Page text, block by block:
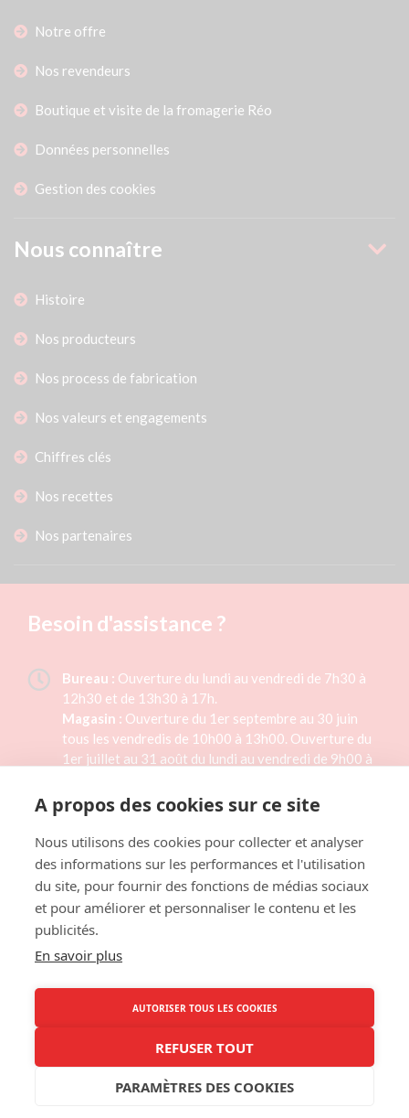
Notre offre
Nos revendeurs
Boutique et visite de la fromagerie Réo
Données personnelles
Gestion des cookies
Nous connaître
Histoire
Nos producteurs
Nos process de fabrication
Nos valeurs et engagements
Chiffres clés
Nos recettes
Nos partenaires
Besoin d'assistance ?
Bureau : Ouverture du lundi au vendredi de 7h30 à
12h30 et de 13h30 à 17h.
Magasin : Ouverture du 1er septembre au 30 juin
tous les vendredis de 10h00 à 13h00. Ouverture du
1er juillet au 31 août du lundi au vendredi de 9h00 à
Formulaire de contact
LAITERIE TH. RÉAUX
1 rue des Planquettes,
A propos des cookies sur ce site
Nous utilisons des cookies pour collecter et analyser
des informations sur les performances et l'utilisation
du site, pour fournir des fonctions de médias sociaux
et pour améliorer et personnaliser le contenu et les
publicités.
En savoir plus
AUTORISER TOUS LES COOKIES
REFUSER TOUT
PARAMÈTRES DES COOKIES